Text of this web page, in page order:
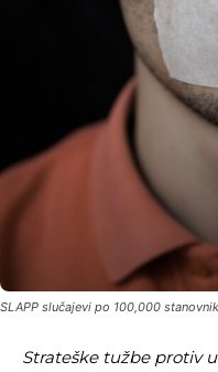
SLAPP slučajevi po 100,000
Strateške tužbe protiv